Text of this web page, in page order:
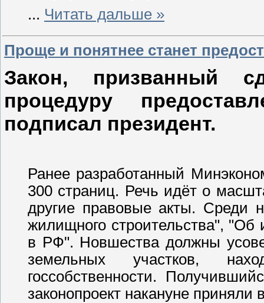
... Читать дальше »
Проще и понятнее станет
Закон, призванный
процедуру
подписал президент.
Ранее разработанный
300 страниц. Речь идёт о
другие правовые акты. Среди
жилищного строительства", "Об
в РФ". Новшества должны
земельных участков,
госсобственности.
законопроект накануне приняли